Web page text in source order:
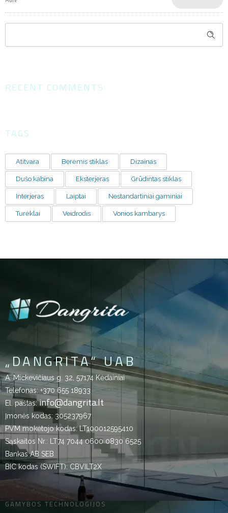
RECENT COMMENTS
TAGS
Atitvara Berėmis stiklas Dizainas
Dušo kabina Eksterjeras Grūdintas stiklas
Interjeras Laiptai Nestandartiniai gaminiai
Turėklai Veidrodis Vonios kambarys
„DANGRITA“ UAB
A. Mickevičiaus g. 32, 57174 Kėdainiai
Telefonas: +370 655 18933
El. paštas:info@dangrita.lt
Įmonės kodas: 305237967
PVM mokėtojo kodas: LT100012595410
Sąskaitos Nr.: LT74 7044 0600 0830 6525
Bankas AB SEB
BIC kodas (SWIFT): CBVILT2X
GAMYBOS TECHNOLOGIJOS